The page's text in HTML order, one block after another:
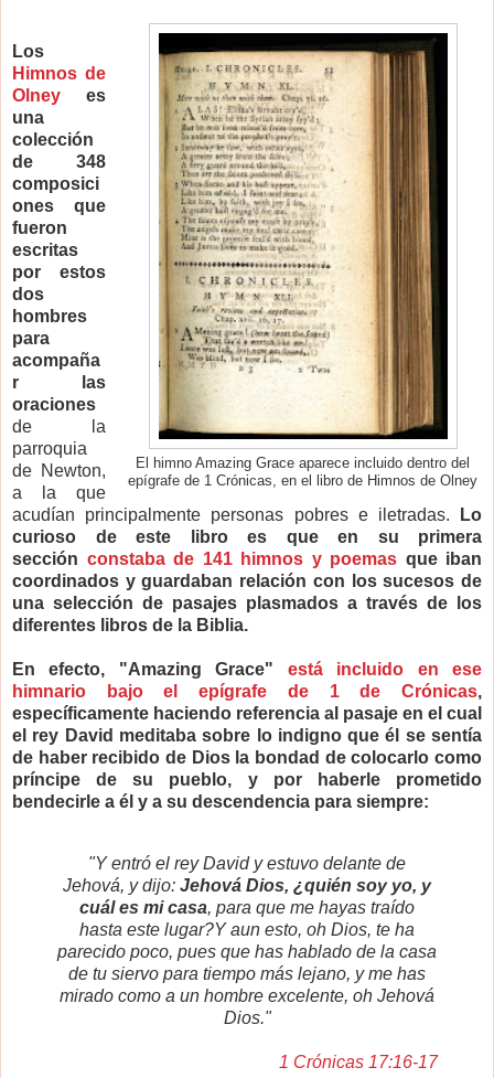
El himno Amazing Grace aparece incluido dentro del
epígrafe de 1 Crónicas, en el libro de Himnos de Olney
Los
Himnos de
Olney es
una
colección
de 348
composici
ones que
fueron
escritas
por estos
dos
hombres
para
acompaña
r las
oraciones
de la
parroquia
de Newton,
a la que
acudían principalmente personas pobres e iletradas.
Lo
curioso de este libro es que en su primera
sección constaba de 141 himnos y poemas que iban
coordinados y guardaban relación con los sucesos de
una selección de pasajes plasmados a través de los
diferentes libros de la Biblia.
En efecto, "Amazing Grace" está incluido en ese
himnario bajo el epígrafe de 1 de Crónicas,
específicamente haciendo referencia al pasaje en el cual
el rey David meditaba sobre lo indigno que él se sentía
de haber recibido de Dios la bondad de colocarlo como
príncipe de su pueblo, y por haberle prometido
bendecirle a él y a su descendencia para siempre:
"Y entró el rey David y estuvo delante de
Jehová, y dijo: Jehová Dios, ¿quién soy yo, y
cuál es mi casa, para que me hayas traído
hasta este lugar?Y aun esto, oh Dios, te ha
parecido poco, pues que has hablado de la casa
de tu siervo para tiempo más lejano, y me has
mirado como a un hombre excelente, oh Jehová
Dios."
1 Crónicas 17:16-17